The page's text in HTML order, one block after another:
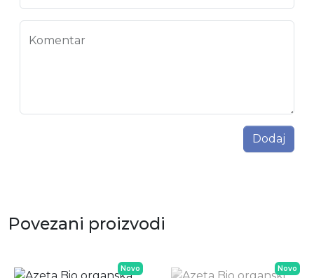
Komentar
Dodaj
Povezani proizvodi
Novo Novo